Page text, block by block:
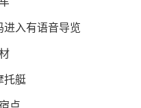
进入有语音导览
材
托艇
宿点